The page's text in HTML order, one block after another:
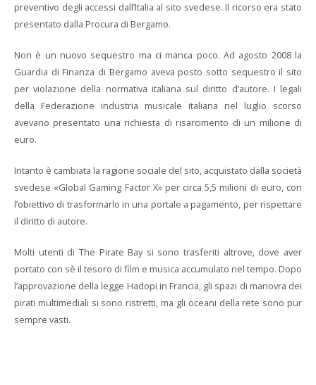
preventivo degli accessi dall’Italia al sito svedese. Il ricorso era stato
presentato dalla Procura di Bergamo.
Non è un nuovo sequestro ma ci manca poco. Ad agosto 2008 la
Guardia di Finanza di Bergamo aveva posto sotto sequestro il sito
per violazione della normativa italiana sul diritto d’autore. I legali
della Federazione industria musicale italiana nel luglio scorso
avevano presentato una richiesta di risarcimento di un milione di
euro.
Intanto è cambiata la ragione sociale del sito, acquistato dalla società
svedese «Global Gaming Factor X» per circa 5,5 milioni di euro, con
l’obiettivo di trasformarlo in una portale a pagamento, per rispettare
il diritto di autore.
Molti utenti di The Pirate Bay si sono trasferiti altrove, dove aver
portato con sè il tesoro di film e musica accumulato nel tempo. Dopo
l’approvazione della legge Hadopi in Francia, gli spazi di manovra dei
pirati multimediali si sono ristretti, ma gli oceani della rete sono pur
sempre vasti.